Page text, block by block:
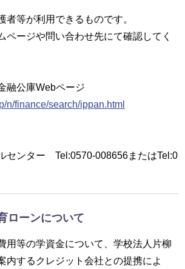
者等が利用できるものです。
ページや問い合わせ先にて確認してく
融公庫Webページ
n/finance/search/ippan.html
センター Tel:0570-008656またはTel:0
ローンについて
用等の学資金について、学校法人片柳
内するクレジット会社との提携によ